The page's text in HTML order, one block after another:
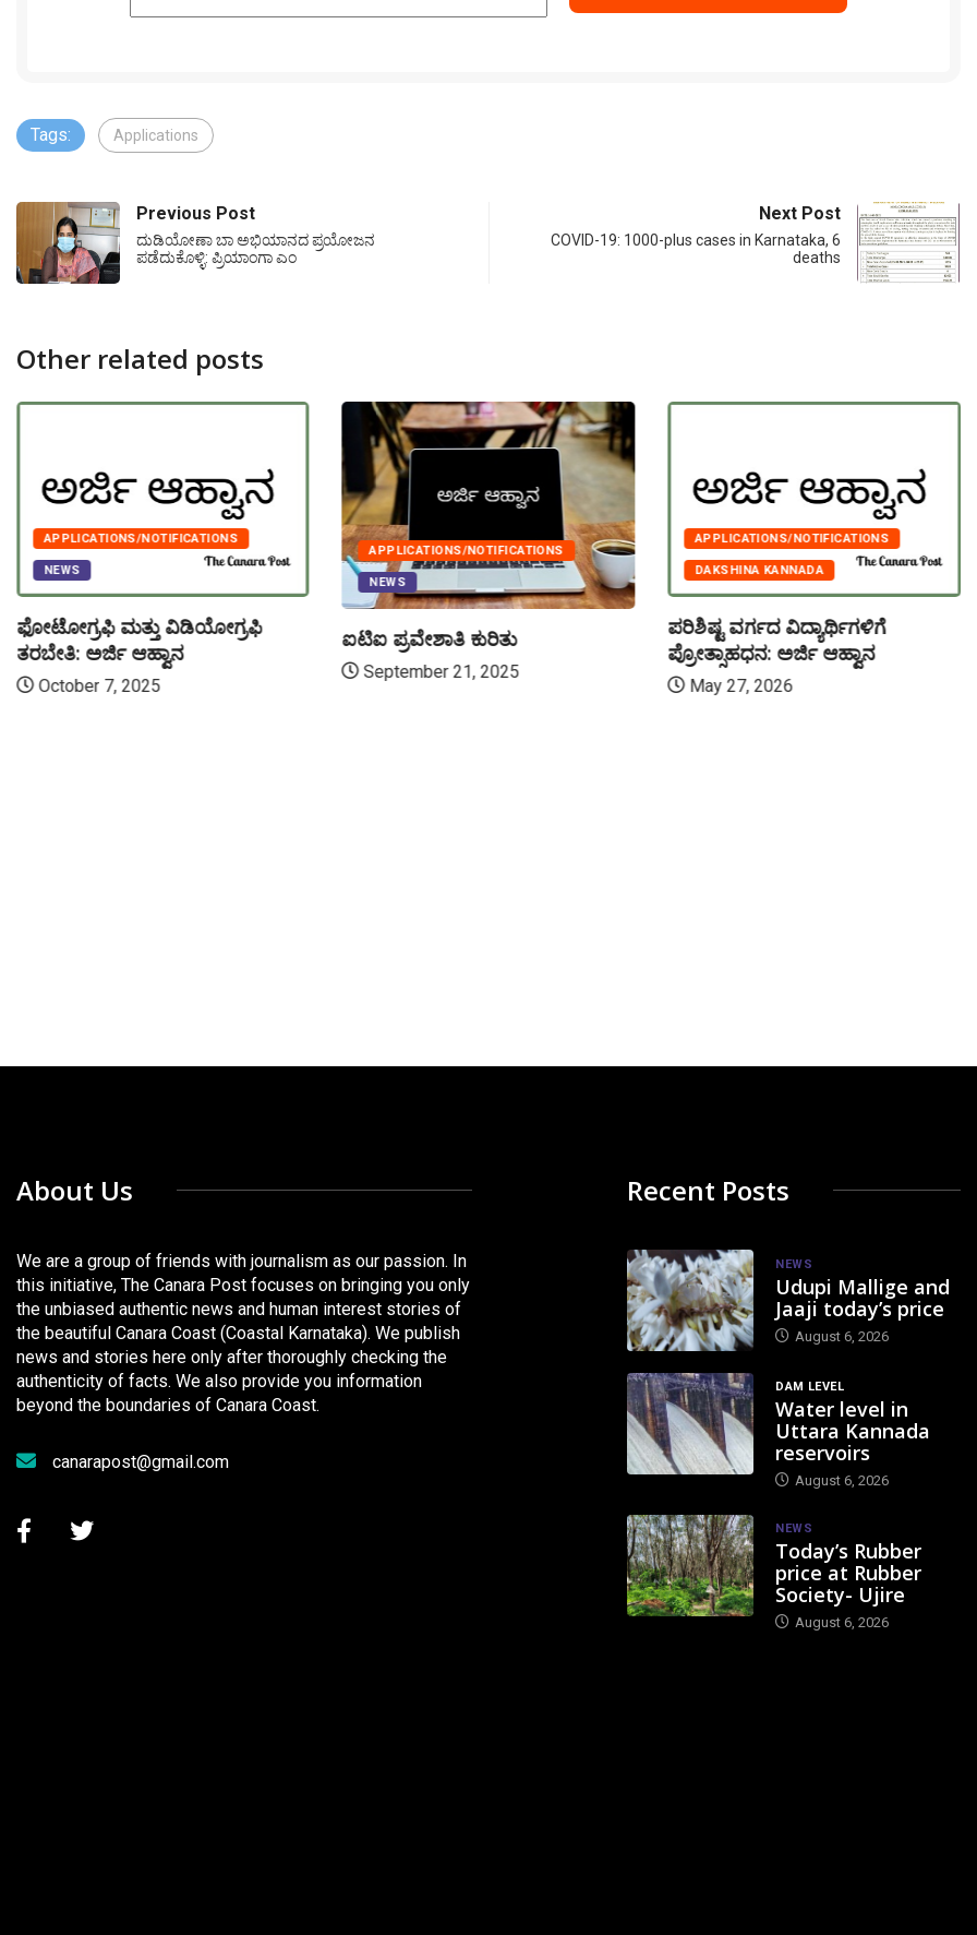
Tags: Applications
Previous Post
ದುಡಿಯೋಣಾ ಬಾ ಅಭಿಯಾನದ ಪ್ರಯೋಜನ
ಪಡೆದುಕೊಳ್ಳಿ: ಪ್ರಿಯಾಂಗಾ ಎಂ
Next Post
COVID-19: 1000-plus cases in Karnataka, 6
deaths
Other related posts
APPLICATIONS/NOTIFICATIONS
NEWS
ಫೋಟೋಗ್ರಫಿ ಮತ್ತು ವಿಡಿಯೋಗ್ರಫಿ
ತರಬೇತಿ: ಅರ್ಜಿ ಆಹ್ವಾನ
October 7, 2025
APPLICATIONS/NOTIFICATIONS
NEWS
ಐಟಿಐ ಪ್ರವೇಶಾತಿ ಕುರಿತು
September 21, 2025
APPLICATIONS/NOTIFICATIONS
DAKSHINA KANNADA
ಪರಿಶಿಷ್ಟ ವರ್ಗದ ವಿದ್ಯಾರ್ಥಿಗಳಿಗೆ
ಪ್ರೋತ್ಸಾಹಧನ: ಅರ್ಜಿ ಆಹ್ವಾನ
May 27, 2026
About Us
We are a group of friends with journalism as our passion. In
this initiative, The Canara Post focuses on bringing you only
the unbiased authentic news and human interest stories of
the beautiful Canara Coast (Coastal Karnataka). We publish
news and stories here only after thoroughly checking the
authenticity of facts. We also provide you information
beyond the boundaries of Canara Coast.
canarapost@gmail.com
Recent Posts
NEWS
Udupi Mallige and
Jaaji today’s price
August 6, 2026
DAM LEVEL
Water level in
Uttara Kannada
reservoirs
August 6, 2026
NEWS
Today’s Rubber
price at Rubber
Society- Ujire
August 6, 2026